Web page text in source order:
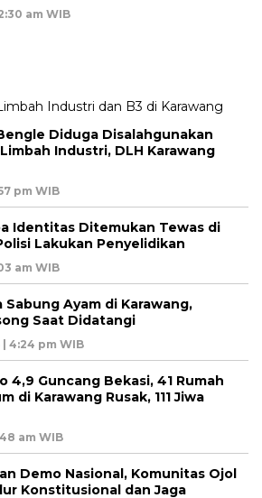
am WIB
Diduga Disalahgunakan
Industri, DLH Karawang
pm WIB
Identitas Ditemukan Tewas di
Lakukan Penyelidikan
am WIB
Sabung Ayam di Karawang,
Saat Didatangi
4:24 pm WIB
4,9 Guncang Bekasi, 41 Rumah
di Karawang Rusak, 111 Jiwa
am WIB
Demo Nasional, Komunitas Ojol
Konstitusional dan Jaga